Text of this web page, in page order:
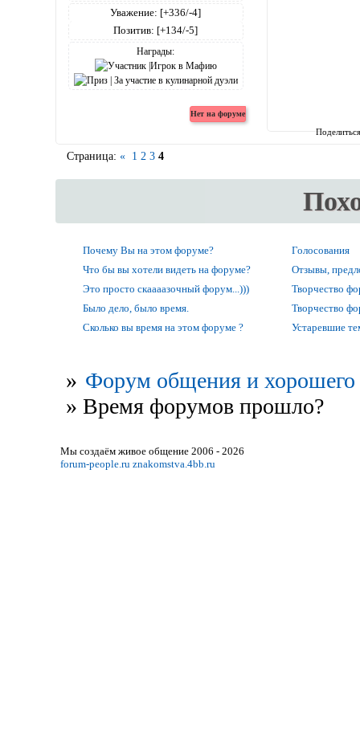
Уважение: [+336/-4]
Позитив: [+134/-5]
Награды:
Страница: « 1 2 3 4
Почему Вы на этом форуме?
Голосования
Что бы вы хотели видеть на форуме?
Отзывы,
Это просто скаааазочный форум...)))
Творчество
Было дело, было время.
Творчество
Сколько вы время на этом форуме ?
Устаревшие
» Форум общения и хорошего
» Время форумов прошло?
Мы создаём живое общение 2006 - 2026
forum-people.ru znakomstva.4bb.ru